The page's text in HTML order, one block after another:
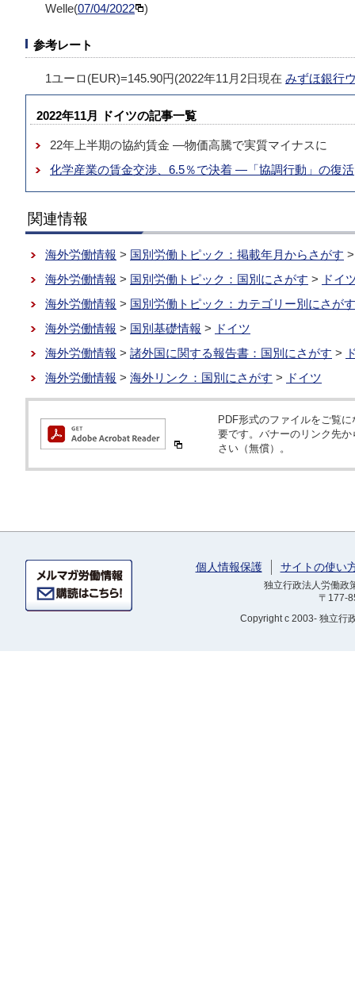
Welle(07/04/2022 )
参考レート
1ユーロ(EUR)=145.90円(2022年11月2日現在 みずほ銀行
2022年11月 ドイツの記事一覧
22年上半期の協約賃金 ―物価高騰で実質マイナスに
化学産業の賃金交渉、6.5％で決着 ―「協調行動」の復活
関連情報
海外労働情報 > 国別労働トピック：掲載年月からさがす
海外労働情報 > 国別労働トピック：国別にさがす > ドイ
海外労働情報 > 国別労働トピック：カテゴリー別にさがす
海外労働情報 > 国別基礎情報 > ドイツ
海外労働情報 > 諸外国に関する報告書：国別にさがす >
海外労働情報 > 海外リンク：国別にさがす > ドイツ
PDF形式のファイルをご覧
要です。バナーのリンク先
さい（無償）。
個人情報保護 サイトの使い
独立行政法人労働
〒177-
Copyright c 2003- 独立行